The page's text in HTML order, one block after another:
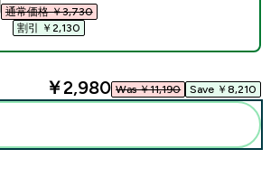
通常価格 ￥3,730‎
割引 ￥2,130‎
￥2,980‎ Was ￥11,190‎ Save ￥8,210‎